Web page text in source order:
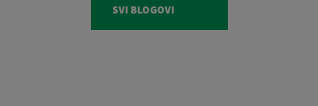
SVI BLOGOVI